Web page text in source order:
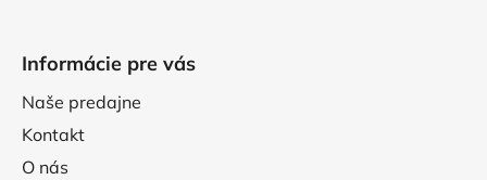
Informácie pre vás
Naše predajne
Kontakt
O nás